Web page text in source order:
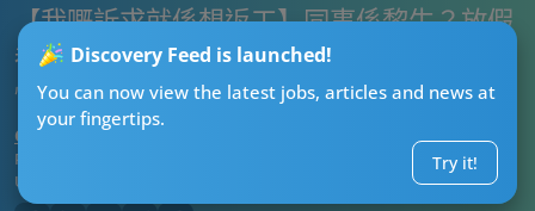
Discovery Feed is launched!
You can now view the latest jobs, articles and news at
your fingertips.
Try it!
【我嘅訴求就係想返工】同事係黎生？放假
都返公司做嘢！事主：係佢奴性重，定我太
懶？
CTgoodjobs’ Editor
Published:
Updated: